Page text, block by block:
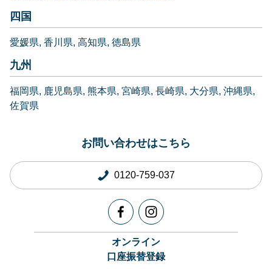
四国
愛媛県 香川県 高知県 徳島県
九州
福岡県 鹿児島県 熊本県 宮崎県 長崎県 大分県 沖縄県
佐賀県
お問い合わせはこちら
0120-759-037
オンライン
口座振替登録